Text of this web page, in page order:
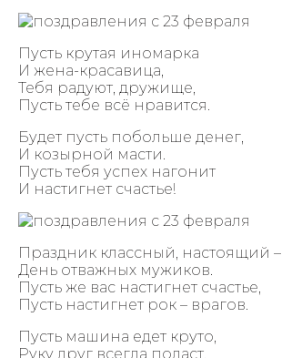
Пусть крутая иномарка
И жена-красавица,
Тебя радуют, дружище,
Пусть тебе всё нравится.
Будет пусть побольше денег,
И козырной масти.
Пусть тебя успех нагонит
И настигнет счастье!
Праздник классный, настоящий –
День отважных мужиков.
Пусть же вас настигнет счастье,
Пусть настигнет рок – врагов.
Пусть машина едет круто,
Руку друг всегда подаст,